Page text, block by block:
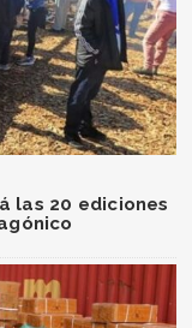
las 20 ediciones